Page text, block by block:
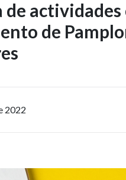
de
de
2022